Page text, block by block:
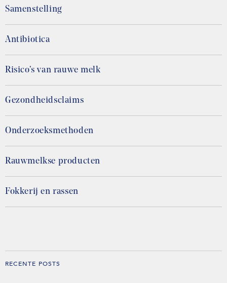
Samenstelling
Antibiotica
Risico’s van rauwe melk
Gezondheidsclaims
Onderzoeksmethoden
Rauwmelkse producten
Fokkerij en rassen
RECENTE POSTS